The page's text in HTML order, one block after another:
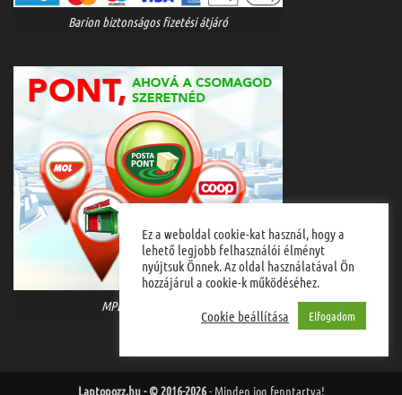
Barion biztonságos fizetési átjáró
MPL házhozszállítás
Laptopozz.hu - © 2016-2026- Minden jog fenntartva!
Ez a weboldal cookie-kat használ, hogy a
lehető legjobb felhasználói élményt
nyújtsuk Önnek. Az oldal használatával Ön
hozzájárul a cookie-k működéséhez.
Cookie beállítása Elfogadom